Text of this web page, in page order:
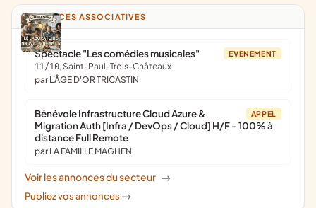
ANNONCES ASSOCIATIVES
EVENEMENT
Spectacle "Les comédies musicales"
11/10, Saint-Paul-Trois-Châteaux
par L'ÂGE D'OR TRICASTIN
APPEL
Bénévole Infrastructure Cloud Azure &
Migration Auth [Infra / DevOps / Cloud] H/F - 100% à
distance Full Remote
par LA FAMILLE MAGHEN
Voir les annonces du secteur ->
Publiez vos annonces ->